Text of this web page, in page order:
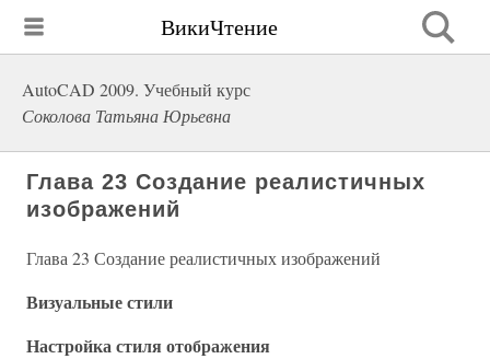
ВикиЧтение
AutoCAD 2009. Учебный курс
Соколова Татьяна Юрьевна
Глава 23 Создание реалистичных
изображений
Глава 23 Создание реалистичных изображений
Визуальные стили
Настройка стиля отображения